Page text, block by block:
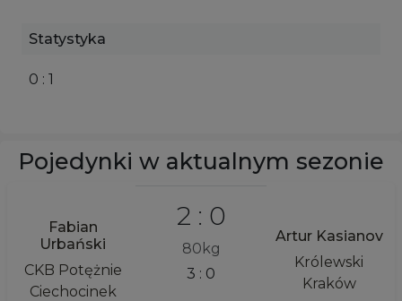
Statystyka
0 : 1
Pojedynki w aktualnym sezonie
Fabian
Urbański
CKB Potężnie
Ciechocinek
2 : 0
80kg
3 : 0
Artur Kasianov
Królewski
Kraków